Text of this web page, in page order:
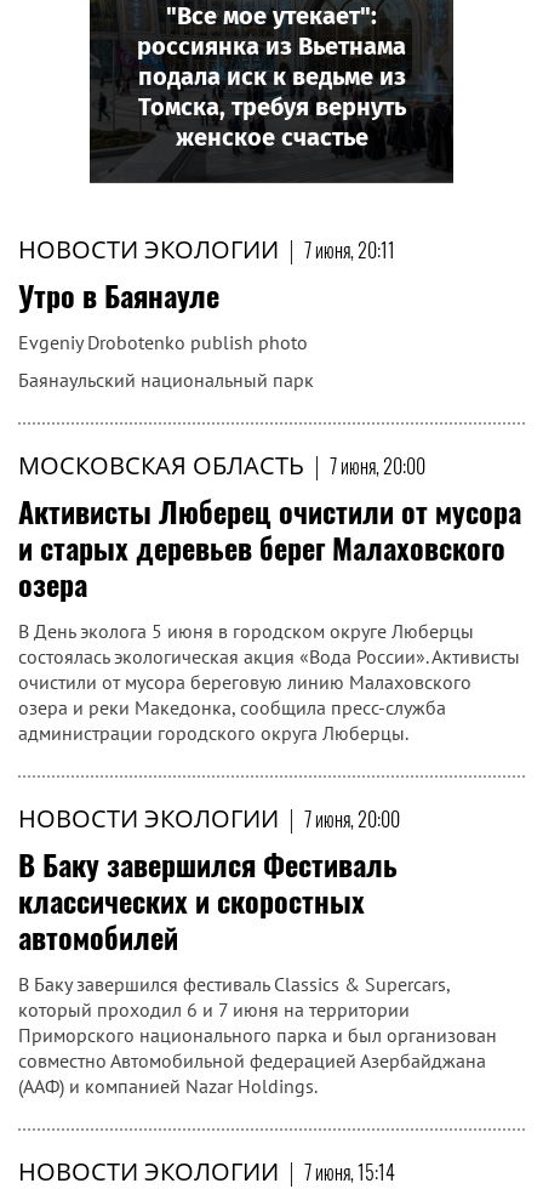
НОВОСТИ ЭКОЛОГИИ | 7 июня, 20:11
Утро в Баянауле
Evgeniy Drobotenko publish photo
Баянаульский национальный парк
МОСКОВСКАЯ ОБЛАСТЬ | 7 июня, 20:00
Активисты Люберец очистили от мусора
и старых деревьев берег Малаховского
озера
В День эколога 5 июня в городском округе Люберцы
состоялась экологическая акция «Вода России». Активисты
очистили от мусора береговую линию Малаховского
озера и реки Македонка, сообщила пресс-служба
администрации городского округа Люберцы.
НОВОСТИ ЭКОЛОГИИ | 7 июня, 20:00
В Баку завершился Фестиваль
классических и скоростных
автомобилей
В Баку завершился фестиваль Classics & Supercars,
который проходил 6 и 7 июня на территории
Приморского национального парка и был организован
совместно Автомобильной федерацией Азербайджана
(ААФ) и компанией Nazar Holdings.
НОВОСТИ ЭКОЛОГИИ | 7 июня, 15:14
"Все мое утекает":
россиянка из Вьетнама
подала иск к ведьме из
Томска, требуя вернуть
женское счастье